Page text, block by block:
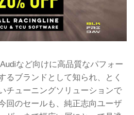
など向けに高品質なパフォー
るブランドとして知られ、とく
チューニングソリューションで
回のセールも、純正志向ユーザ